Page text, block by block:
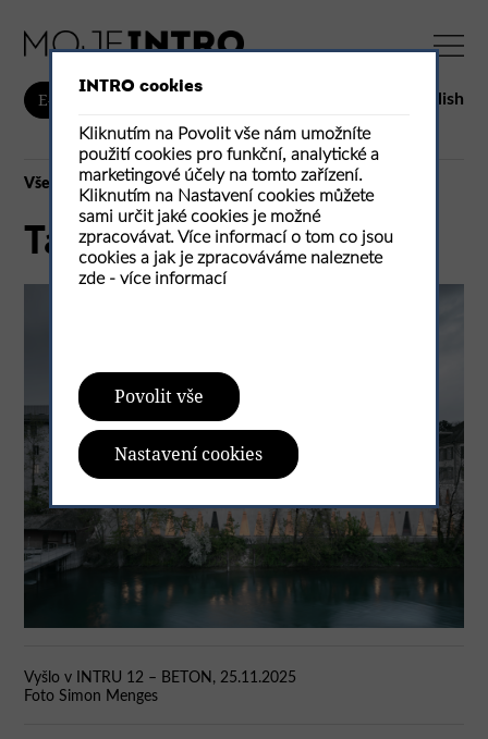
INTRO cookies
Kliknutím na Povolit vše nám umožníte
použití cookies pro funkční, analytické a
marketingové účely na tomto zařízení.
Kliknutím na Nastavení cookies můžete
sami určit jaké cookies je možné
zpracovávat. Více informací o tom co jsou
cookies a jak je zpracováváme naleznete
zde - více informací
Povolit vše
Nastavení cookies
E-shop English
Vše
Tanzhaus
Vyšlo v INTRU 12 – BETON, 25.11.2025
Foto Simon Menges